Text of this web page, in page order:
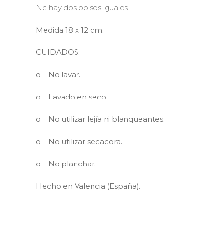
No hay dos bolsos iguales.
Medida 18 x 12 cm.
CUIDADOS:
o No lavar.
o Lavado en seco.
o No utilizar lejía ni blanqueantes.
o No utilizar secadora.
o No planchar.
Hecho en Valencia (España).